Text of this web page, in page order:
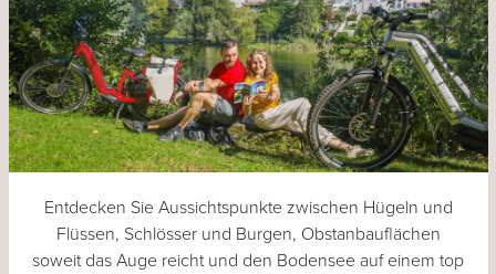
Entdecken Sie Aussichtspunkte zwischen Hügeln und
Flüssen, Schlösser und Burgen, Obstanbauflächen
soweit das Auge reicht und den Bodensee auf einem top